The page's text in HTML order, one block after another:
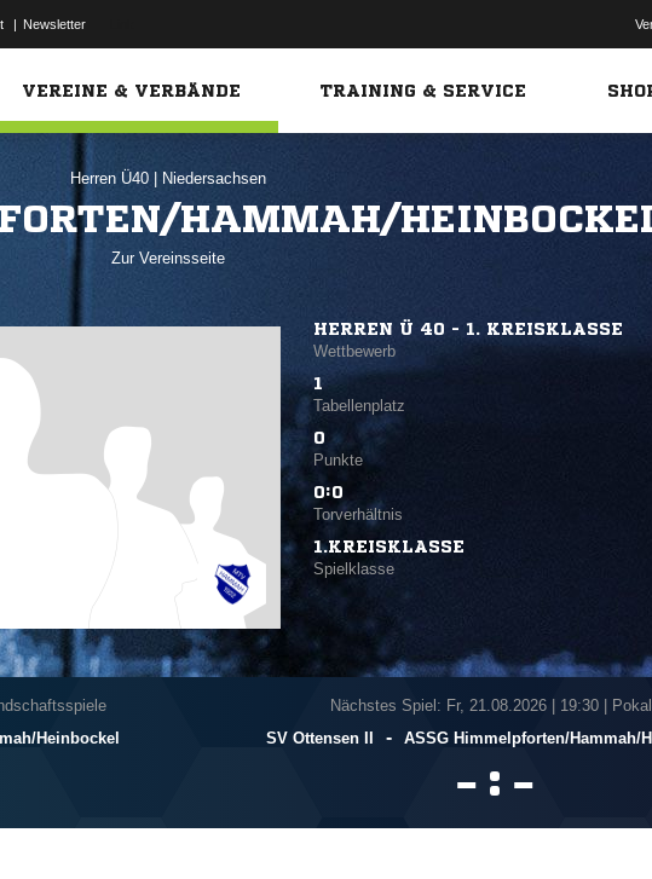
| Newsletter
VEREINE & VERBÄNDE TRAINING & SERVICE
Herren Ü40 Niedersachsen
HAMMAH/
Zur Vereinsseite
HERREN Ü 40 - 1. KREISKLASSE
Wettbewerb
1
Tabellenplatz
0
Punkte
0:0
Torverhältnis
1.KREISKLASSE
Spielklasse
​Heinbockel
Nächstes Spiel: Fr, 21.08.2026| 19:30 |
SV Ottensen II
- ASSG Himmelpforten/​Hammah/​
 : 